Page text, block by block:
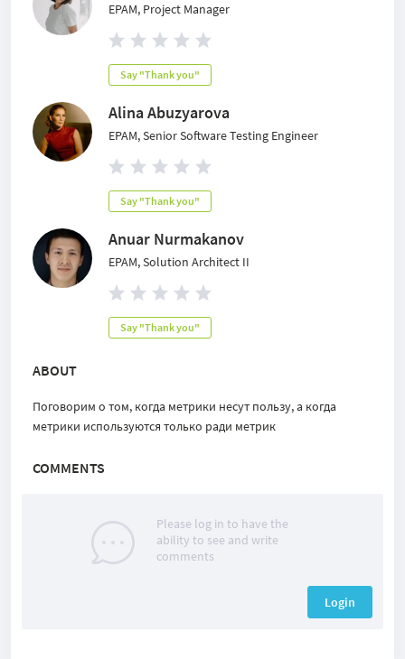
EPAM, Project Manager
Say "Thank you"
Alina Abuzyarova
EPAM, Senior Software Testing Engineer
Say "Thank you"
Anuar Nurmakanov
EPAM, Solution Architect II
Say "Thank you"
ABOUT
Поговорим о том, когда метрики несут пользу, а когда
метрики используются только ради метрик
COMMENTS
Please log in to have the
ability to see and write
comments
Login